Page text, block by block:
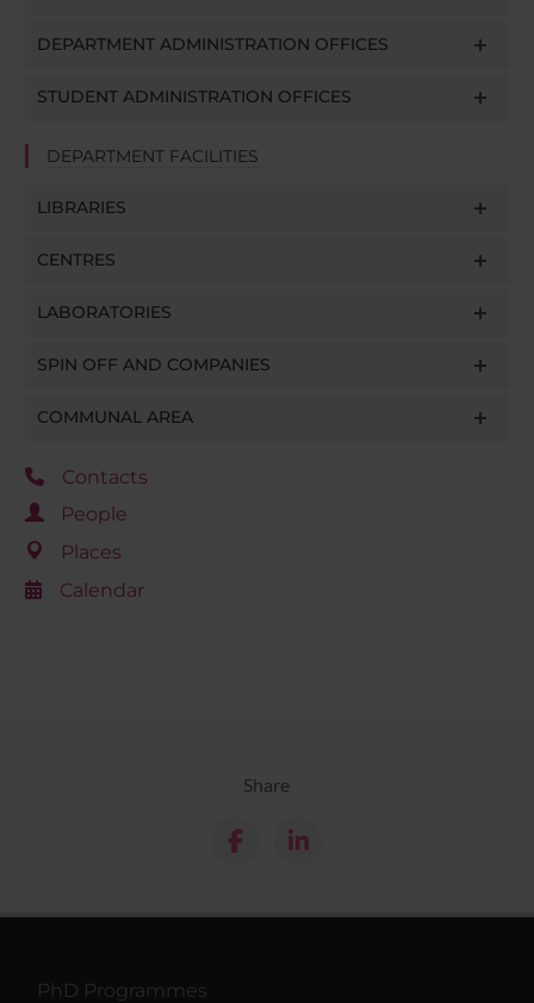
DEPARTMENT ADMINISTRATION OFFICES
STUDENT ADMINISTRATION OFFICES
DEPARTMENT FACILITIES
LIBRARIES
CENTRES
LABORATORIES
SPIN OFF AND COMPANIES
COMMUNAL AREA
Contacts
People
Places
Calendar
Share
PhD Programmes